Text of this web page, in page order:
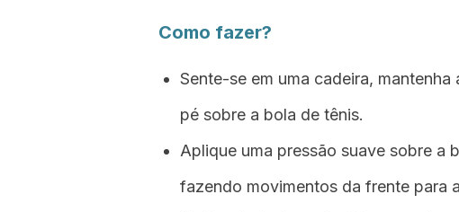
Como fazer?
Sente-se em uma cadeira,
pé sobre a bola de tênis.
Aplique uma pressão suave sobre a
fazendo movimentos da frente para